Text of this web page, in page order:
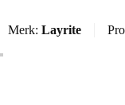
Merk: Layrite